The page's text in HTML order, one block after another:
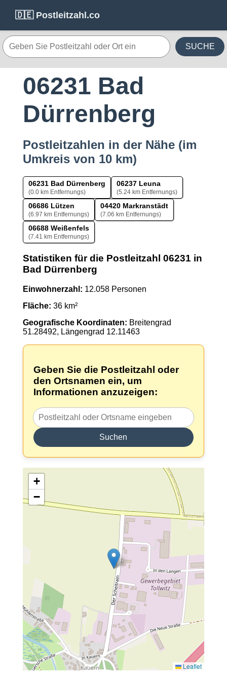
🇩🇪 Postleitzahl.co
SUCHE
06231 Bad
Dürrenberg
Postleitzahlen in der Nähe (im
Umkreis von 10 km)
06231 Bad Dürrenberg
(0.0 km Entfernungs)
06237 Leuna
(5.24 km Entfernungs)
06686 Lützen
(6.97 km Entfernungs)
04420 Markranstädt
(7.06 km Entfernungs)
06688 Weißenfels
(7.41 km Entfernungs)
Statistiken für die Postleitzahl 06231 in
Bad Dürrenberg
Einwohnerzahl: 12.058 Personen
Fläche: 36 km²
Geografische Koordinaten: Breitengrad
51.28492, Längengrad 12.11463
Geben Sie die Postleitzahl oder
den Ortsnamen ein, um
Informationen anzuzeigen:
Suchen
+
−
Leaflet